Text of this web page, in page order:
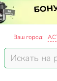
Ваш город: